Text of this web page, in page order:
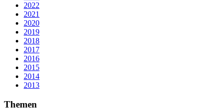
2022
2021
2020
2019
2018
2017
2016
2015
2014
2013
Themen